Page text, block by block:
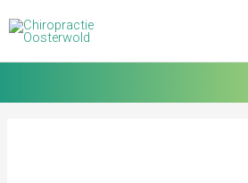
naar